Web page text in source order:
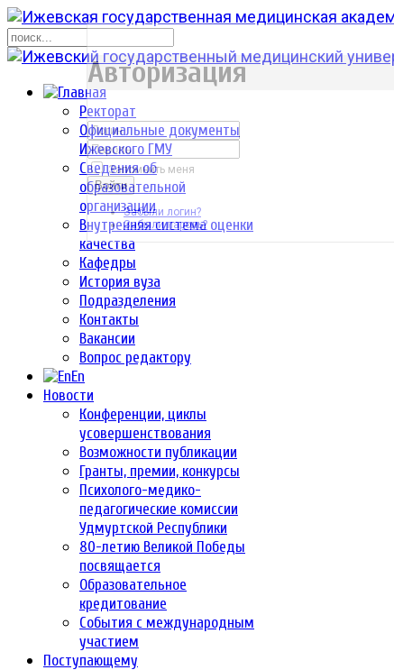
Ректорат
Официальные документы
Ижевского ГМУ
Сведения об
образовательной
организации
Внутренняя система оценки
качества
Кафедры
История вуза
Подразделения
Контакты
Вакансии
Вопрос редактору
En
Новости
Конференции, циклы
усовершенствования
Возможности публикации
Гранты, премии, конкурсы
Психолого-медико-
педагогические комиссии
Удмуртской Республики
80-летию Великой Победы
посвящается
Образовательное
кредитование
События с международным
участием
Поступающему
р
Авторизация
Запомнить меня
Войти
Забыли логин?
Забыли пароль?